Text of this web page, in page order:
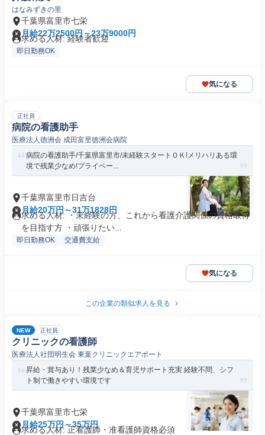
はなみずきの里
千葉県富里市七栄
月給22万2500円～23万9000円
求める人材: 経験者歓迎
即日勤務OK
気になる
正社員
病院の看護助手
医療法人徳洲会 成田富里徳洲会病院
病院の看護助手/千葉県富里市/未経験スタートＯＫ!メリハリある環
境で残業少なめ!プライベー...
千葉県富里市日吉台
月給20万円～31万1828円
求める人材: ・未経験の方、これから看護介護関係の資格取得
を目指す方 ・頑張りたい...
即日勤務OK 交通費支給
気になる
この企業の類似求人を見る
NEW 正社員
クリニックの看護師
医療法人社団明生会 東葉クリニックエアポート
昇給・賞与あり！残業少なめ＆育児サポート充実 経験不問、シフ
ト制で働きやすい環境です
千葉県富里市七栄
月給25万円～35万円
求める人材: 正看護師・准看護師資格必須